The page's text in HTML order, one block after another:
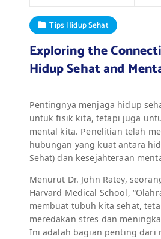
Tips Hidup Sehat
Exploring the
Hidup Sehat and
Pentingnya menjaga hidup
untuk fisik kita, tetapi juga
mental kita. Penelitian telah
hubungan yang kuat antara
Sehat) dan kesejahteraan
Menurut Dr. John Ratey,
Harvard Medical School,
membuat tubuh kita sehat,
meredakan stres dan
Ini adalah bagian penting dari